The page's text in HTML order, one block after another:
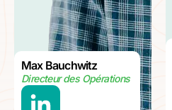
Max Bauchwitz
Directeur des Opérations